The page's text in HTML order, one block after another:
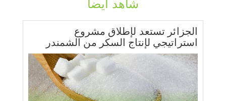
الجزائر تستعد لإطلاق مشروع
استراتيجي لإنتاج السكر من الشمندر